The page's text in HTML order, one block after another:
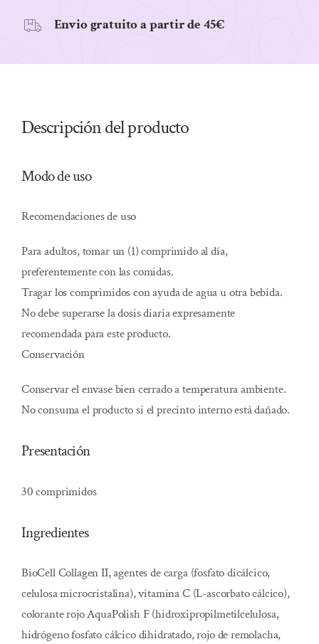
Envio gratuito a partir de 45€
Descripción del producto
Modo de uso
Recomendaciones de uso
Para adultos, tomar un (1) comprimido al día,
preferentemente con las comidas.
Tragar los comprimidos con ayuda de agua u otra bebida.
No debe superarse la dosis diaria expresamente
recomendada para este producto.
Conservación
Conservar el envase bien cerrado a temperatura ambiente.
No consuma el producto si el precinto interno está dañado.
Presentación
30 comprimidos
Ingredientes
BioCell Collagen II, agentes de carga (fosfato dicálcico,
celulosa microcristalina), vitamina C (L-ascorbato cálcico),
colorante rojo AquaPolish F (hidroxipropilmetilcelulosa,
hidrógeno fosfato cálcico dihidratado, rojo de remolacha,